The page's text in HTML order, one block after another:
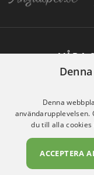
VÅRA
Denna
användarupplevelsen.
du till alla
ACCEPTERA